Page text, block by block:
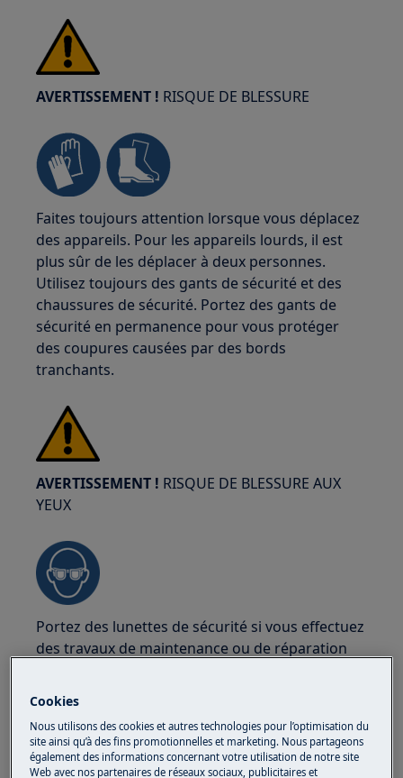
AVERTISSEMENT ! RISQUE DE BLESSURE
Faites toujours attention lorsque vous déplacez
des appareils. Pour les appareils lourds, il est
plus sûr de les déplacer à deux personnes.
Utilisez toujours des gants de sécurité et des
chaussures de sécurité. Portez des gants de
sécurité en permanence pour vous protéger
des coupures causées par des bords
tranchants.
AVERTISSEMENT ! RISQUE DE BLESSURE AUX
YEUX
Portez des lunettes de sécurité si vous effectuez
des travaux de maintenance ou de réparation
Cookies
Nous utilisons des cookies et autres technologies pour l’optimisation du
site ainsi qu’à des fins promotionnelles et marketing. Nous partageons
également des informations concernant votre utilisation de notre site
Web avec nos partenaires de réseaux sociaux, publicitaires et